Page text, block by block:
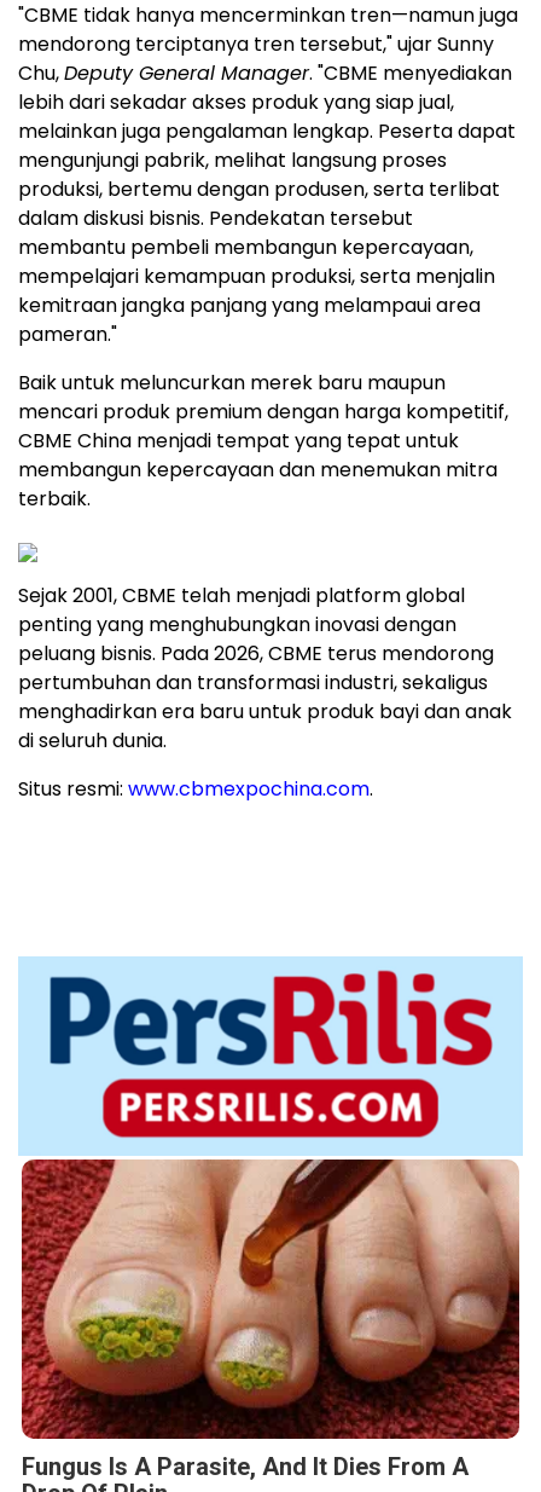
"CBME tidak hanya mencerminkan tren—namun juga
mendorong terciptanya tren tersebut," ujar Sunny
Chu,Deputy General Manager. "CBME menyediakan
lebih dari sekadar akses produk yang siap jual,
melainkan juga pengalaman lengkap. Peserta dapat
mengunjungi pabrik, melihat langsung proses
produksi, bertemu dengan produsen, serta terlibat
dalam diskusi bisnis. Pendekatan tersebut
membantu pembeli membangun kepercayaan,
mempelajari kemampuan produksi, serta menjalin
kemitraan jangka panjang yang melampaui area
pameran."
Baik untuk meluncurkan merek baru maupun
mencari produk premium dengan harga kompetitif,
CBME China menjadi tempat yang tepat untuk
membangun kepercayaan dan menemukan mitra
terbaik.
Sejak 2001, CBME telah menjadi platform global
penting yang menghubungkan inovasi dengan
peluang bisnis. Pada 2026, CBME terus mendorong
pertumbuhan dan transformasi industri, sekaligus
menghadirkan era baru untuk produk bayi dan anak
di seluruh dunia.
Situs resmi: www.cbmexpochina.com.
Fungus Is A Parasite, And It Dies From A